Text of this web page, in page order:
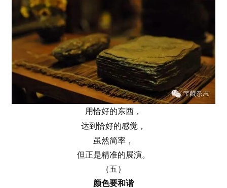
类
现
于
注册
用恰好的东西，
达到恰好的感觉 ，
虽然简率，
但正是精准的展演。
（五）
颜色要和谐